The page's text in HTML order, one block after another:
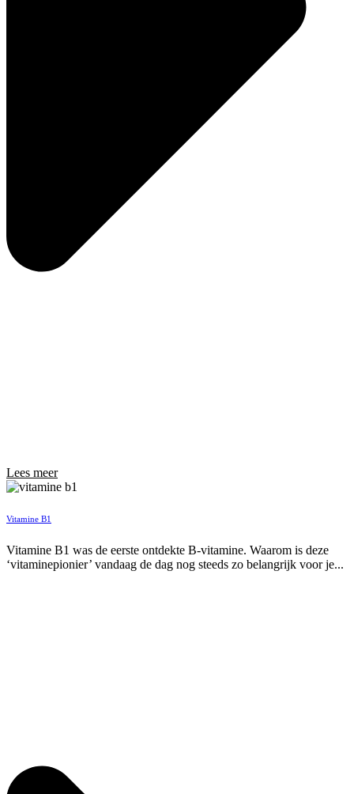
Lees meer
Vitamine B1
Vitamine B1 was de eerste ontdekte B-vitamine. Waarom is deze
‘vitaminepionier’ vandaag de dag nog steeds zo belangrijk voor je...